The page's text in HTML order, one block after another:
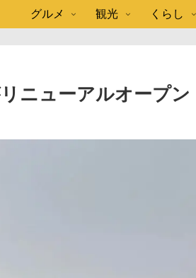
グルメ 観光 くらし
ニューアルオープン